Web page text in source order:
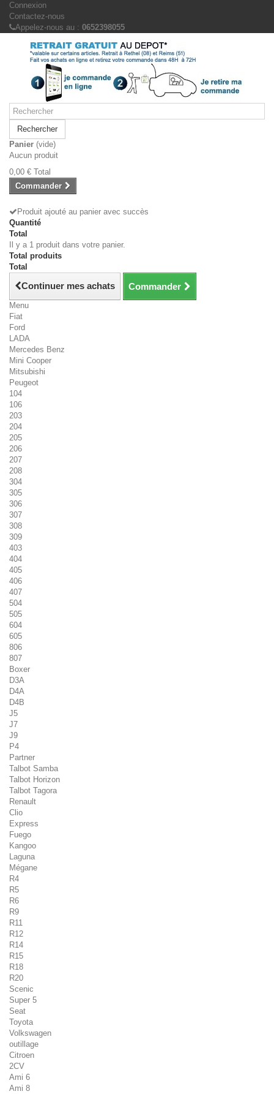
Connexion
Contactez-nous
Appelez-nous au : 0652398055
Rechercher
Panier (vide)
Aucun produit
0,00 € Total
Commander
Produit ajouté au panier avec succès
Quantité
Total
Il y a 1 produit dans votre panier.
Total produits
Total
Continuer mes achats Commander
Menu
Fiat
Ford
LADA
Mercedes Benz
Mini Cooper
Mitsubishi
Peugeot
104
106
203
204
205
206
207
208
304
305
306
307
308
309
403
404
405
406
407
504
505
604
605
806
807
Boxer
D3A
D4A
D4B
J5
J7
J9
P4
Partner
Talbot Samba
Talbot Horizon
Talbot Tagora
Renault
Clio
Express
Fuego
Kangoo
Laguna
Mégane
R4
R5
R6
R9
R11
R12
R14
R15
R18
R20
Scenic
Super 5
Seat
Toyota
Volkswagen
outillage
Citroen
2CV
Ami 6
Ami 8